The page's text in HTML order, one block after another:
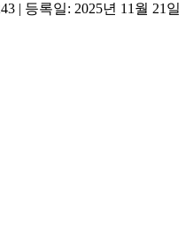
| 등록일: 2025년 11월 21일